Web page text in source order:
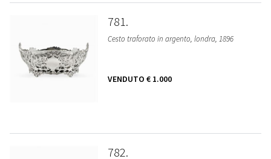
781
Cesto traforato in argento, londra, 1896
VENDUTO € 1.000
782